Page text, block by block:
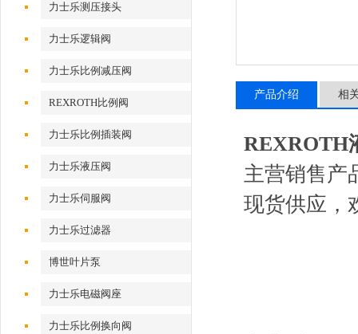
力士乐测压接头
力士乐逻辑阀
力士乐比例减压阀
REXROTH比例阀
力士乐比例插装阀
力士乐液压阀
力士乐伺服阀
力士乐过滤器
博世叶片泵
力士乐电磁阀座
力士乐比例换向阀
产品介绍 相
REXROTH
主营销售产
现货供应，